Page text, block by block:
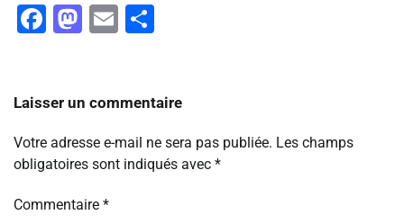
Facebook
Mastodon
Email
Laisser un commentaire
Votre adresse e-mail ne sera pas publiée. Les champs
obligatoires sont indiqués avec *
Commentaire *